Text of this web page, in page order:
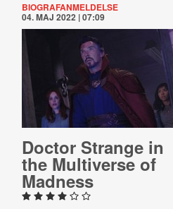
BIOGRAFANMELDELSE
04. MAJ 2022 | 07:09
Doctor Strange in
the Mul­ti­verse of
Madness